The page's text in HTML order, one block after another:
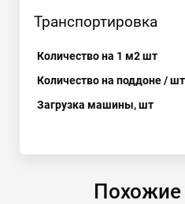
Транспортировка
Количество на 1 м2 шт
Количество на поддоне / шт
Загрузка машины, шт